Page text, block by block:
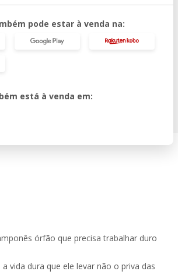
pode estar à venda na:
está à venda em:
órfão que precisa trabalhar duro
vida dura que ele levar não o priva das